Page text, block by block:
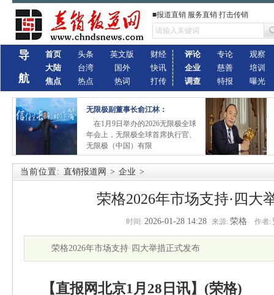
■报道直销 服务直销 打击传销
导
航
首页
大陆
焦点
头条
台湾
热点
英文版
国外
热词
财经
快讯
打传
评论
企业
调查
专论
慈善
特报
观察
培训
曝光
无限极副董事长俞江林：
在1月9日举办的2026无限极全球
年会上，无限极全球首席执行官、
无限极（中国）有限
当前位置: 直销报道网 > 企业 >
荣格2026年市场支持·四大
时间: 2026-01-28 14:28 来源: 荣格 作者:
荣格2026年市场支持·四大举措正式发布
【直报网北京1月28日讯】(荣格)